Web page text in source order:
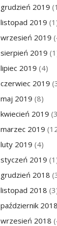
grudzień 2019
listopad 2019
wrzesień 2019
sierpień 2019
lipiec 2019 (4)
czerwiec 2019
maj 2019 (8)
kwiecień 2019
marzec 2019
luty 2019 (4)
styczeń 2019
grudzień 2018
listopad 2018
październik 2018
wrzesień 2018